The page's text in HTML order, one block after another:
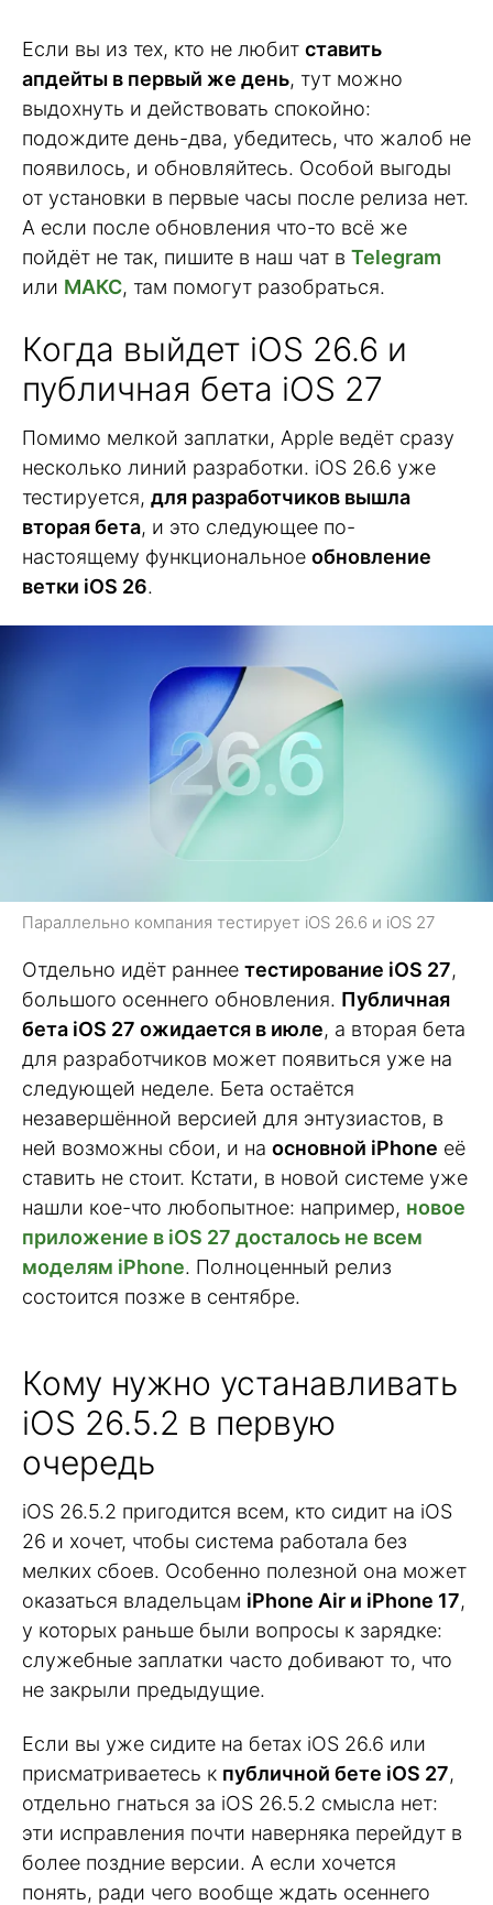
Если вы из тех, кто не любит ставить
апдейты в первый же день, тут можно
выдохнуть и действовать спокойно:
подождите день-два, убедитесь, что жалоб не
появилось, и обновляйтесь. Особой выгоды
от установки в первые часы после релиза нет.
А если после обновления что-то всё же
пойдёт не так, пишите в наш чат в Telegram
или МАКС, там помогут разобраться.
Когда выйдет iOS 26.6 и
публичная бета iOS 27
Помимо мелкой заплатки, Apple ведёт сразу
несколько линий разработки. iOS 26.6 уже
тестируется, для разработчиков вышла
вторая бета, и это следующее по-
настоящему функциональное обновление
ветки iOS 26.
Параллельно компания тестирует iOS 26.6 и iOS 27
Отдельно идёт раннее тестирование iOS 27,
большого осеннего обновления. Публичная
бета iOS 27 ожидается в июле, а вторая бета
для разработчиков может появиться уже на
следующей неделе. Бета остаётся
незавершённой версией для энтузиастов, в
ней возможны сбои, и на основной iPhone её
ставить не стоит. Кстати, в новой системе уже
нашли кое-что любопытное: например, новое
приложение в iOS 27 досталось не всем
моделям iPhone. Полноценный релиз
состоится позже в сентябре.
Кому нужно устанавливать
iOS 26.5.2 в первую
очередь
iOS 26.5.2 пригодится всем, кто сидит на iOS
26 и хочет, чтобы система работала без
мелких сбоев. Особенно полезной она может
оказаться владельцам iPhone Air и iPhone 17,
у которых раньше были вопросы к зарядке:
служебные заплатки часто добивают то, что
не закрыли предыдущие.
Если вы уже сидите на бетах iOS 26.6 или
присматриваетесь к публичной бете iOS 27,
отдельно гнаться за iOS 26.5.2 смысла нет:
эти исправления почти наверняка перейдут в
более поздние версии. А если хочется
понять, ради чего вообще ждать осеннего